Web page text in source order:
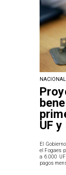
NACIONAL
UF
El
el Fogaes
a 6.000
pagos